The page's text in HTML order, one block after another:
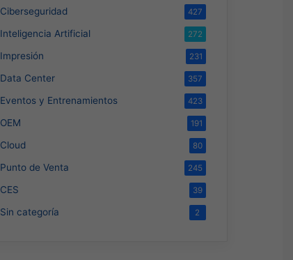
Ciberseguridad 427
Inteligencia Artificial 272
Impresión 231
Data Center 357
Eventos y Entrenamientos 423
OEM 191
Cloud 80
Punto de Venta 245
CES 39
Sin categoría 2